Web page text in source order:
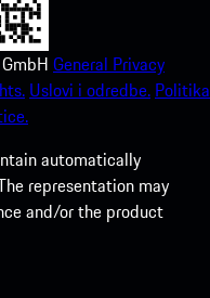
General Privacy
Uslovi i odredbe. Politika
automatically
representation may
and/or the product